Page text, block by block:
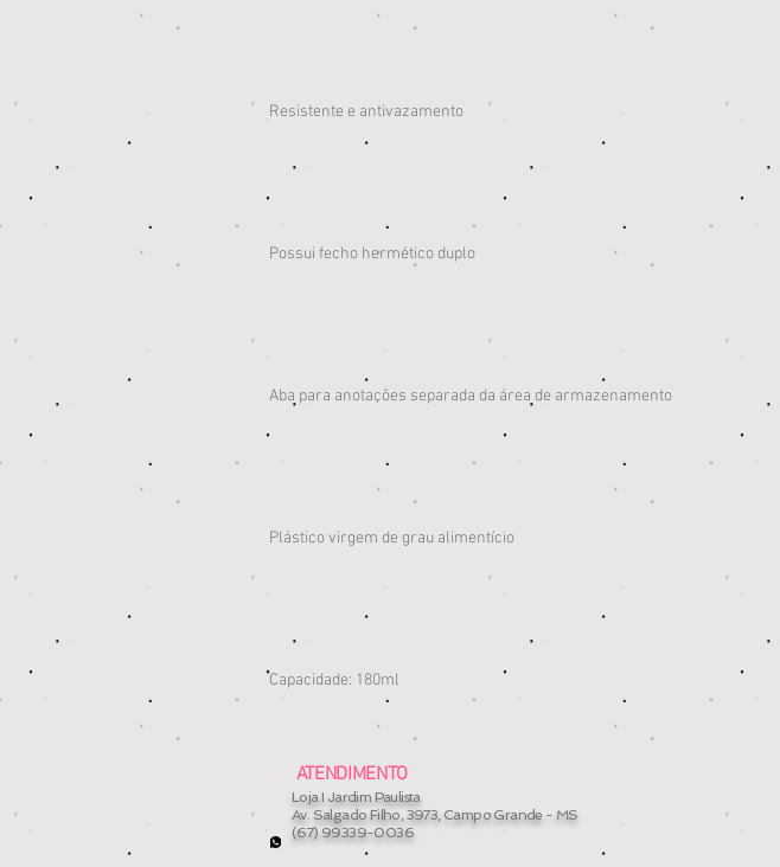
Resistente e antivazamento
Possui fecho hermético duplo
Aba para anotações separada da área de armazenamento
Plástico virgem de grau alimentício
Capacidade: 180ml
ATENDIMENTO
Loja I Jardim Paulista
Av. Salgado Filho, 3973, Campo Grande - MS
(67) 99339-0036